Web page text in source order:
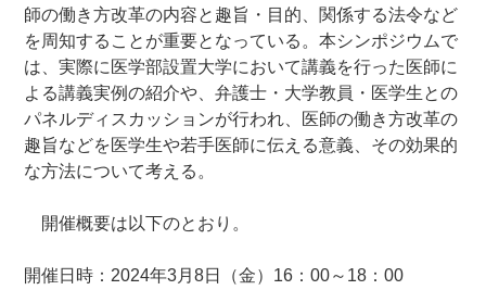
師の働き方改革の内容と趣旨・目的、関係する法令など
を周知することが重要となっている。本シンポジウムで
は、実際に医学部設置大学において講義を行った医師に
よる講義実例の紹介や、弁護士・大学教員・医学生との
パネルディスカッションが行われ、医師の働き方改革の
趣旨などを医学生や若手医師に伝える意義、その効果的
な方法について考える。
開催概要は以下のとおり。
開催日時：2024年3月8日（金）16：00～18：00